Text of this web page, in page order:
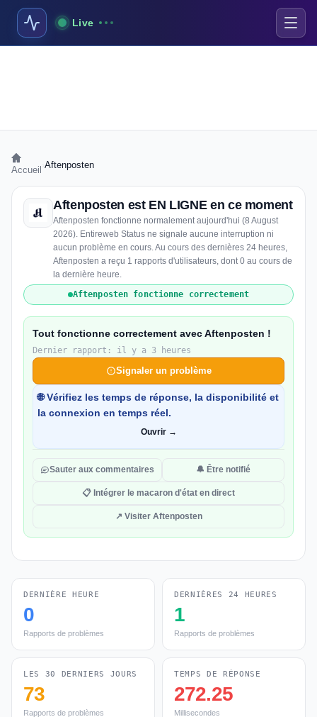
Live
Accueil Aftenposten
Aftenposten est EN LIGNE en ce moment
Aftenposten fonctionne normalement aujourd'hui (8 August
2026). Entireweb Status ne signale aucune interruption ni
aucun problème en cours. Au cours des dernières 24 heures,
Aftenposten a reçu 1 rapports d'utilisateurs, dont 0 au cours de
la dernière heure.
Aftenposten fonctionne correctement
Tout fonctionne correctement avec Aftenposten !
Dernier rapport: il y a 3 heures
Signaler un problème
🌐 Vérifiez les temps de réponse, la disponibilité et
la connexion en temps réel.
Ouvrir →
Sauter aux commentaires 🔔 Être notifié
📋 Intégrer le macaron d'état en direct
↗ Visiter Aftenposten
DERNIÈRE HEURE
0
Rapports de problèmes
DERNIÈRES 24 HEURES
1
Rapports de problèmes
LES 30 DERNIERS JOURS
73
Rapports de problèmes
TEMPS DE RÉPONSE
272.25
Millisecondes